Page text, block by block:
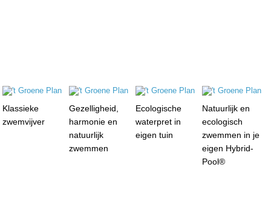
Klassieke
zwemvijver
Gezelligheid,
harmonie en
natuurlijk
zwemmen
Ecologische
waterpret in
eigen tuin
Natuurlijk en
ecologisch
zwemmen in je
eigen Hybrid-
Pool®